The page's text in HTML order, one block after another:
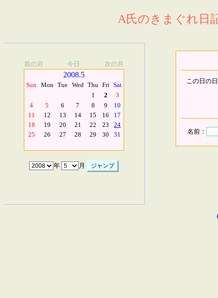
A氏のきまぐれ日
前の月 今日 次の月
2008.5
Sun Mon Tue Wed Thu Fri Sat
1
2
3
4
5 6 7 8 9
10
11
12 13 14 15 16
17
18
19 20 21 22 23
24
25
26 27 28 29 30 31
年 月
この日の
名前：